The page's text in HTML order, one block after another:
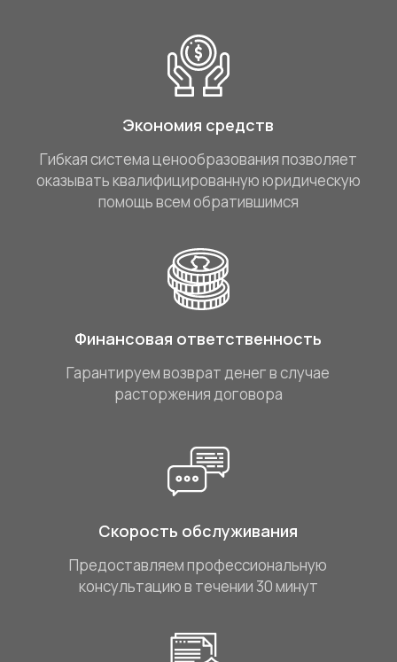
Экономия средств
Гибкая система ценообразования позволяет
оказывать квалифицированную юридическую
помощь всем обратившимся
Финансовая ответственность
Гарантируем возврат денег в случае
расторжения договора
Скорость обслуживания
Предоставляем профессиональную
консультацию в течении 30 минут